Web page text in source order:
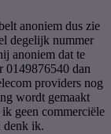
anoniem dus zie
degelijk nummer
anoniem dat te
0149876540 dan
providers nog
wordt gemaakt
geen commerciële
denk ik.